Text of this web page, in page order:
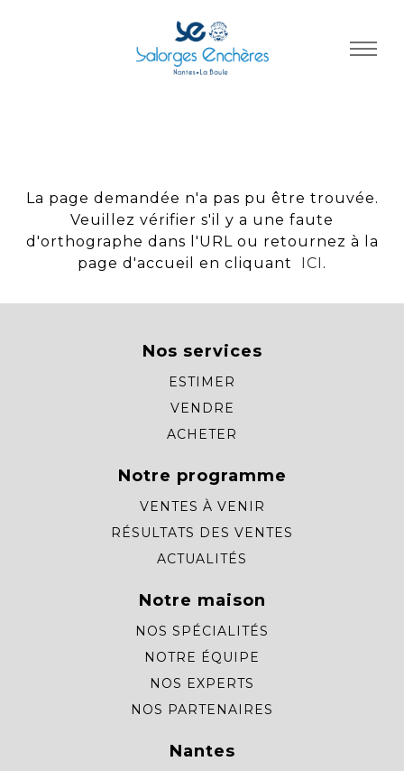
La page demandée n'a pas pu être trouvée.
Veuillez vérifier s'il y a une faute
d'orthographe dans l'URL ou retournez à la
page d'accueil en cliquant
ICI .
Nos services
ESTIMER
VENDRE
ACHETER
Notre programme
VENTES À VENIR
RÉSULTATS DES VENTES
ACTUALITÉS
Notre maison
NOS SPÉCIALITÉS
NOTRE ÉQUIPE
NOS EXPERTS
NOS PARTENAIRES
Nantes